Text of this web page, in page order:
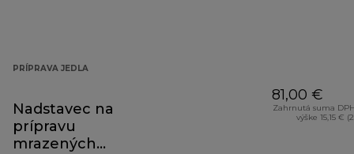
PRÍPRAVA JEDLA
Nadstavec na
prípravu
mrazených
81,00 €
Zahrnutá suma
výške 15,15 €